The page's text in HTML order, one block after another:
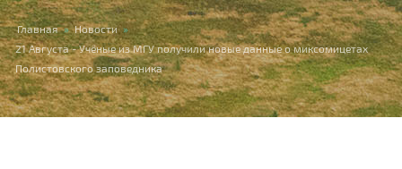
Вы здесь
Главная » Новости »
21 Августа - Учёные из МГУ получили новые данные о миксомицетах
Полистовского заповедника